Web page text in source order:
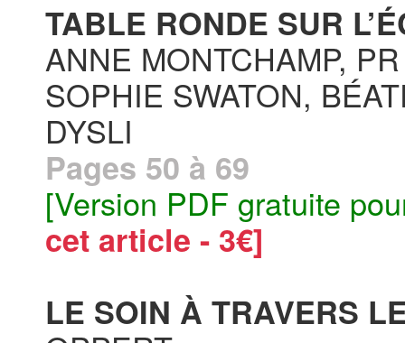
TABLE RONDE SUR
ANNE MONTCHAMP,
SOPHIE SWATON,
DYSLI
Pages 50 à 69
[Version PDF gratuite
cet article - 3€]
LE SOIN À TRAVERS